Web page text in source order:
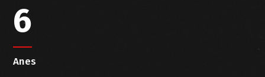
6
Anes